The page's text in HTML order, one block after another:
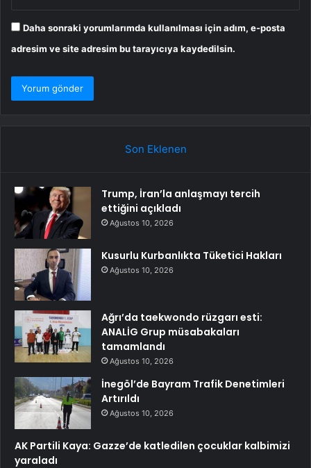
Daha sonraki yorumlarımda kullanılması için adım, e-posta
adresim ve site adresim bu tarayıcıya kaydedilsin.
Son Eklenen
Trump, İran’la anlaşmayı tercih
ettiğini açıkladı
Ağustos 10, 2026
Kusurlu Kurbanlıkta Tüketici Hakları
Ağustos 10, 2026
Ağrı’da taekwondo rüzgarı esti:
ANALİG Grup müsabakaları
tamamlandı
Ağustos 10, 2026
İnegöl’de Bayram Trafik Denetimleri
Artırıldı
Ağustos 10, 2026
AK Partili Kaya: Gazze’de katledilen çocuklar kalbimizi
yaraladı